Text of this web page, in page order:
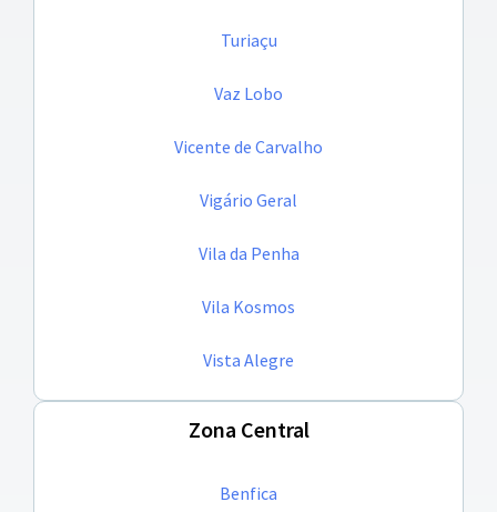
Turiaçu
Vaz Lobo
Vicente de Carvalho
Vigário Geral
Vila da Penha
Vila Kosmos
Vista Alegre
Zona Central
Benfica